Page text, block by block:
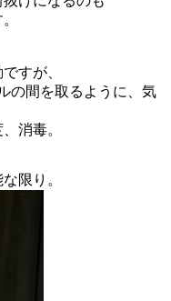
すが、
の間を取るように、気
消毒。
限り。